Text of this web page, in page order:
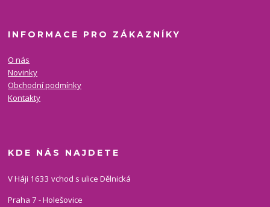
INFORMACE PRO ZÁKAZNÍKY
O nás
Novinky
Obchodní podmínky
Kontakty
KDE NÁS NAJDETE
V Háji 1633 vchod s ulice Dělnická
Praha 7 - Holešovice